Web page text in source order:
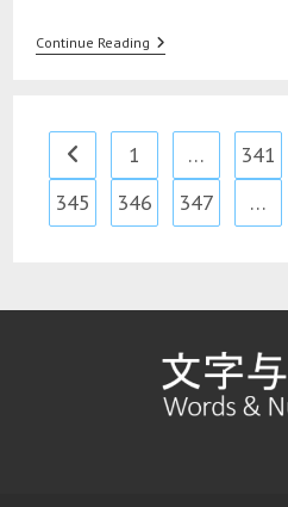
Continue Reading
1 … 341
345
346 347 …